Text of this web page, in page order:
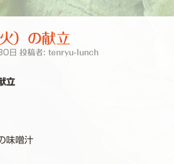
）の献立
日 投稿者: tenryu-lunch
立
味噌汁